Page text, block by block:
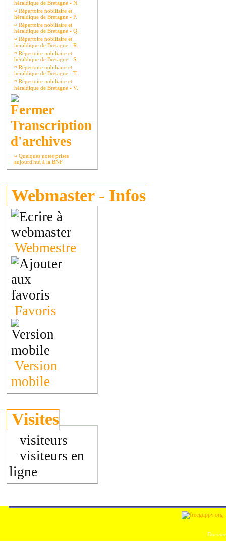
héraldique de Bretagne - N.
¤ Répertoire nobiliaire et
héraldique de Bretagne - P.
¤ Répertoire nobiliaire et
héraldique de Bretagne - Q.
¤ Répertoire nobiliaire et
héraldique de Bretagne - R.
¤ Répertoire nobiliaire et
héraldique de Bretagne - S.
¤ Répertoire nobiliaire et
héraldique de Bretagne - T.
¤ Répertoire nobiliaire et
héraldique de Bretagne - V.
Transcription
d'archives
¤ Quelques notes prises
aujourd'hui à la BNF
Webmaster - Infos
Webmestre
Favoris
Version
mobile
Visites
visiteurs
visiteurs en
ligne